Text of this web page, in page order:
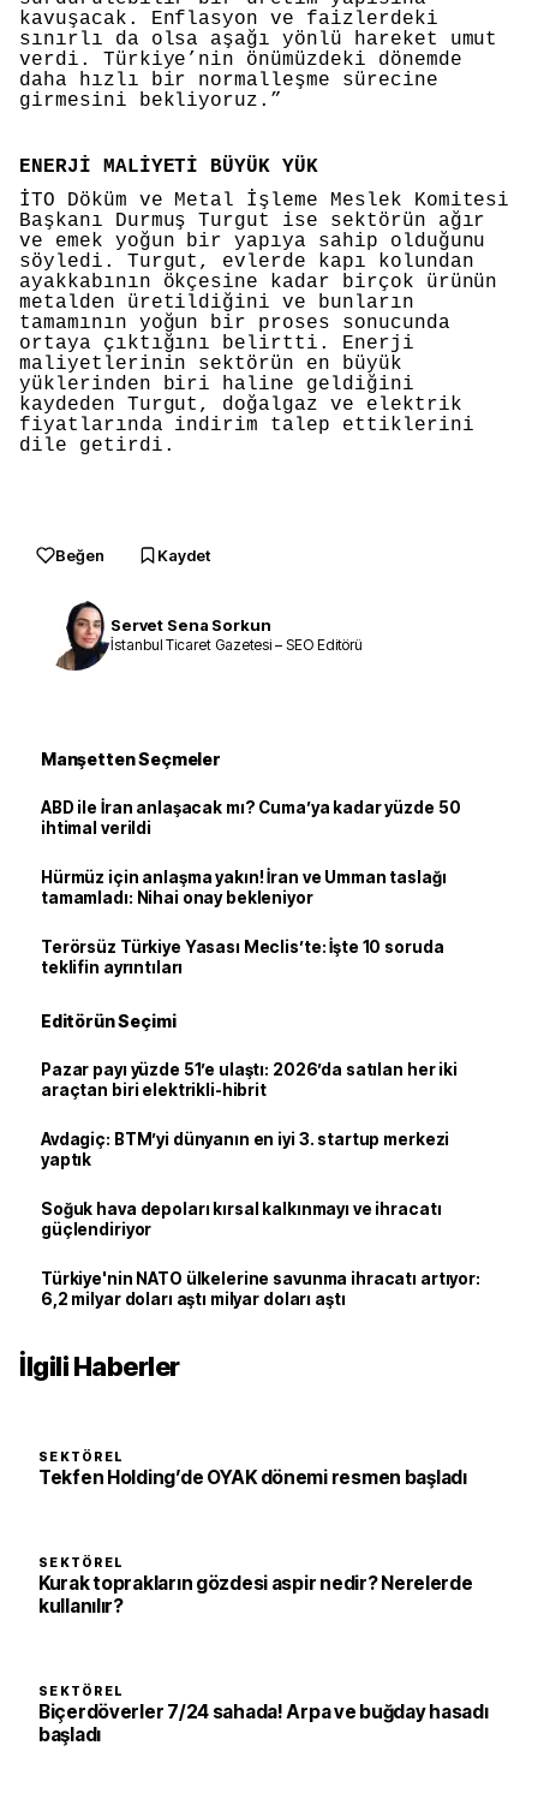
kavuşacak. Enflasyon ve faizlerdeki
sınırlı da olsa aşağı yönlü hareket umut
verdi. Türkiye’nin önümüzdeki dönemde
daha hızlı bir normalleşme sürecine
girmesini bekliyoruz.”
ENERJİ MALİYETİ BÜYÜK YÜK
İTO Döküm ve Metal İşleme Meslek Komitesi
Başkanı Durmuş Turgut ise sektörün ağır
ve emek yoğun bir yapıya sahip olduğunu
söyledi. Turgut, evlerde kapı kolundan
ayakkabının ökçesine kadar birçok ürünün
metalden üretildiğini ve bunların
tamamının yoğun bir proses sonucunda
ortaya çıktığını belirtti. Enerji
maliyetlerinin sektörün en büyük
yüklerinden biri haline geldiğini
kaydeden Turgut, doğalgaz ve elektrik
fiyatlarında indirim talep ettiklerini
dile getirdi.
Beğen Kaydet
Servet Sena Sorkun
İstanbul Ticaret Gazetesi – SEO Editörü
Manşetten Seçmeler
ABD ile İran anlaşacak mı? Cuma’ya kadar yüzde 50
ihtimal verildi
Hürmüz için anlaşma yakın! İran ve Umman taslağı
tamamladı: Nihai onay bekleniyor
Terörsüz Türkiye Yasası Meclis’te: İşte 10 soruda
teklifin ayrıntıları
Editörün Seçimi
Pazar payı yüzde 51’e ulaştı: 2026’da satılan her iki
araçtan biri elektrikli-hibrit
Avdagiç: BTM’yi dünyanın en iyi 3. startup merkezi
yaptık
Soğuk hava depoları kırsal kalkınmayı ve ihracatı
güçlendiriyor
Türkiye'nin NATO ülkelerine savunma ihracatı artıyor:
6,2 milyar doları aştı milyar doları aştı
İlgili Haberler
SEKTÖREL
Tekfen Holding’de OYAK dönemi resmen başladı
SEKTÖREL
Kurak toprakların gözdesi aspir nedir? Nerelerde
kullanılır?
SEKTÖREL
Biçerdöverler 7/24 sahada! Arpa ve buğday hasadı
başladı